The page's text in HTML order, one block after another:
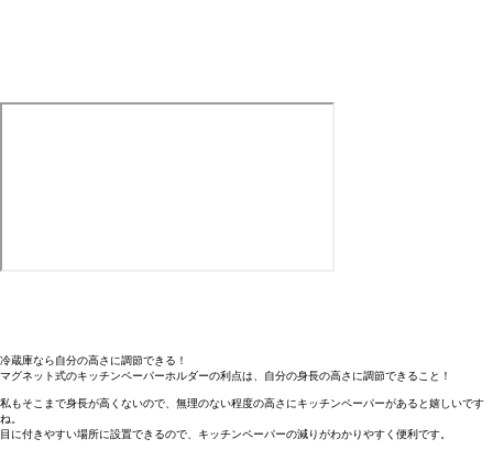
冷蔵庫なら自分の高さに調節できる！
マグネット式のキッチンペーパーホルダーの利点は、自分の身長の高さに調節できること！
私もそこまで身長が高くないので、無理のない程度の高さにキッチンペーパーがあると嬉しいです
ね。
目に付きやすい場所に設置できるので、キッチンペーパーの減りがわかりやすく便利です。